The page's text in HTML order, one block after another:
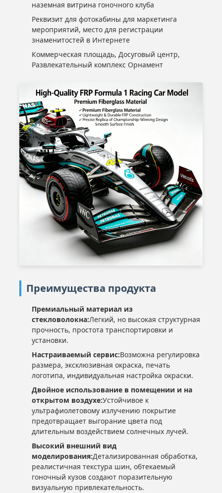
наземная витрина гоночного клуба
Реквизит для фотокабины для маркетинга
мероприятий, место для регистрации
знаменитостей в Интернете
Коммерческая площадь, Досуговый центр,
Развлекательный комплекс Орнамент
Преимущества продукта
Премиальный материал из
стекловолокна:Легкий, но высокая структурная
прочность, простота транспортировки и
установки.
Настраиваемый сервис:Возможна регулировка
размера, эксклюзивная окраска, печать
логотипа, индивидуальная настройка окраски.
Двойное использование в помещении и на
открытом воздухе:Устойчивое к
ультрафиолетовому излучению покрытие
предотвращает выгорание цвета под
длительным воздействием солнечных лучей.
Высокий внешний вид
моделирования:Детализированная обработка,
реалистичная текстура шин, обтекаемый
гоночный кузов создают поразительную
визуальную привлекательность.